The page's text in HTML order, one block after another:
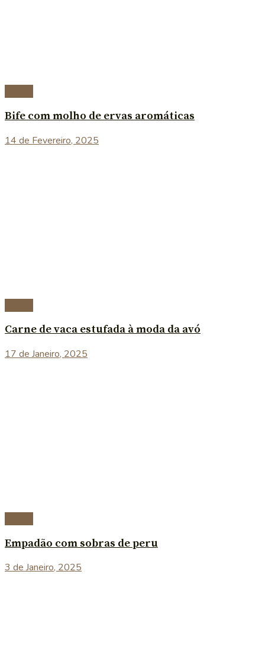
Bife com molho de ervas aromáticas
14 de Fevereiro, 2025
Carne de vaca estufada à moda da avó
17 de Janeiro, 2025
Empadão com sobras de peru
3 de Janeiro, 2025